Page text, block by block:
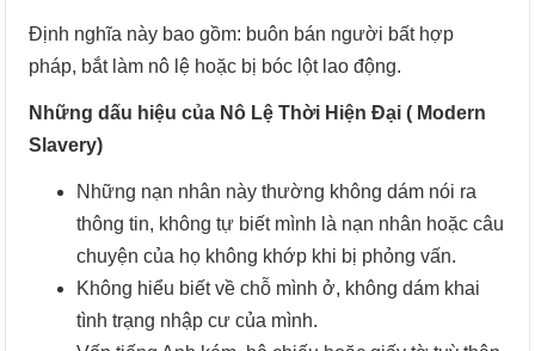
Định nghĩa này bao gồm: buôn bán người bất hợp
pháp, bắt làm nô lệ hoặc bị bóc lột lao động.
Những dấu hiệu của Nô Lệ Thời Hiện Đại ( Modern
Slavery)
Những nạn nhân này thường không dám nói ra
thông tin, không tự biết mình là nạn nhân hoặc câu
chuyện của họ không khớp khi bị phỏng vấn.
Không hiểu biết về chỗ mình ở, không dám khai
tình trạng nhập cư của mình.